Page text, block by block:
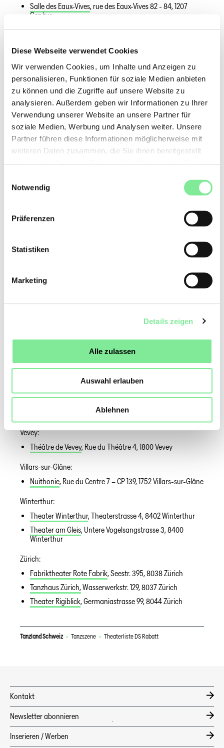
Diese Webseite verwendet Cookies
Wir verwenden Cookies, um Inhalte und Anzeigen zu
personalisieren, Funktionen für soziale Medien anbieten
zu können und die Zugriffe auf unsere Website zu
analysieren. Außerdem geben wir Informationen zu Ihrer
Verwendung unserer Website an unsere Partner für
soziale Medien, Werbung und Analysen weiter. Unsere
Partner führen diese Informationen möglicherweise mit
weiteren Daten zusammen, die Sie ihnen bereitgestellt
Notwendig
Präferenzen
Statistiken
Marketing
Details zeigen
Alle zulassen
Auswahl erlauben
Ablehnen
Salle des Eaux-Vives, rue des Eaux-Vives 82 - 84, 1207
Genève
Lausanne:
Théâtre de l' Arsenic, rue de Genève 57, 1004 Lausanne
Théâtre Sévelin 36, Av. de Sévelin 36, 1004 Lausanne
Théâtre Vidy-Lausanne, av. E. Jaques-Dalcroze 5, 1007
Lausanne
Luzern:
Théâtre La Fourmi, Tribschenstrasse 61, 6005 Luzern
Meyrin:
, rue de l'Evole 31 a, 2000 Neuchâtel
cinevox theater, Poststrasse 33, 8212 Neuhausen am
Olten:
, Avenue de Lavaux 41, 1009 Pully
Solothurn
Vevey:
Théâtre de Vevey, Rue du Théâtre 4, 1800 Vevey
Villars-sur-Glâne:
Nuithonie, Rue du Centre 7 – CP 139, 1752 Villars-sur-Glâne
Winterthur:
Theater Winterthur, Theaterstrasse 4, 8402 Winterthur
Theater am Gleis, Untere Vogelsangstrasse 3, 8400
Winterthur
Zürich:
Fabriktheater Rote Fabrik, Seestr. 395, 8038 Zürich
Tanzhaus Zürich,Wasserwerkstr. 129, 8037 Zürich
Theater Rigiblick, Germaniastrasse 99, 8044 Zürich
Tanzland Schweiz » Tanzszene » Theaterliste DS Rabatt
Kontakt
Newsletter abonnieren
Inserieren / Werben